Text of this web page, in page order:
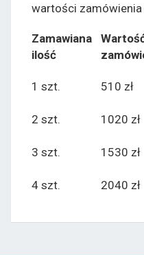
wartości
Zamawiana
ilość
1 szt. 510 zł
2 szt.
1020 zł
3 szt.
1530 zł
4 szt.
2040 zł